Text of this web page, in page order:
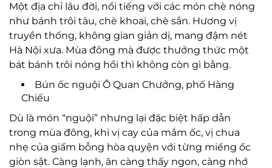
Một địa chỉ lâu đời, nổi tiếng với các món chè nóng
như bánh trôi tàu, chè khoai, chè sắn. Hương vị
truyền thống, không gian giản dị, mang đậm nét
Hà Nội xưa. Mùa đông mà được thưởng thức một
bát bánh trôi nóng hổi thì không còn gì bằng.
Bún ốc nguội Ô Quan Chưởng, phố Hàng
Chiếu
Dù là món “nguội” nhưng lại đặc biệt hấp dẫn
trong mùa đông, khi vị cay của mắm ốc, vị chua
nhẹ của giấm bỗng hòa quyện với từng miếng ốc
giòn sật. Càng lạnh, ăn càng thấy ngon, càng nhớ